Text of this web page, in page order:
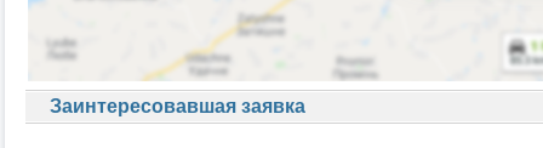
Заинтересовавшая заявка